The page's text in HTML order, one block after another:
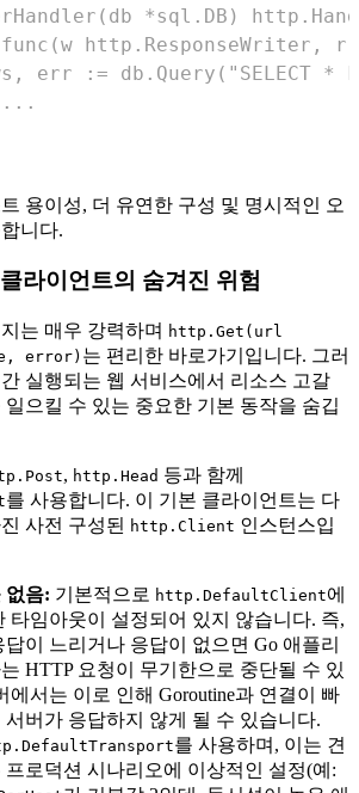
*sql.DB)
http.ResponseWriter, r
:= db.Query("SELECT *
용이성, 더 유연한 구성 및 명시적인 오
니다.
라이언트의 숨겨진 위험
는 매우 강력하며 http.Get(url
error) 는 편리한 바로가기입니다. 그러
실행되는 웹 서비스에서 리소스 고갈
으킬 수 있는 중요한 기본 동작을 숨깁
, http.Head 등과 함께
를 사용합니다. 이 기본 클라이언트는 다
사전 구성된
http.Client 인스턴스입
없음: 기본적으로 http.DefaultClient에
타임아웃이 설정되어 있지 않습니다. 즉,
이 느리거나 응답이 없으면 Go 애플리
HTTP 요청이 무기한으로 중단될 수 있
에서는 이로 인해 Goroutine과 연결이 빠
서버가 응답하지 않게 될 수 있습니다.
를 사용하며, 이는 견
프로덕션 시나리오에 이상적인 설정(예: